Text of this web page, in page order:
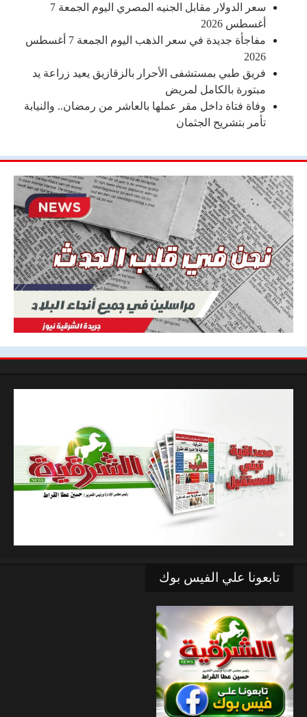
سعر الدولار مقابل الجنيه المصري اليوم الجمعة 7
أغسطس 2026
مفاجأة جديدة في سعر الذهب اليوم الجمعة 7 أغسطس
2026
فريق طبي بمستشفى الأحرار بالزقازيق يعيد زراعة يد
مبتورة بالكامل لمريض
وفاة فتاة داخل مقر عملها بالعاشر من رمضان.. والنيابة
تأمر بتشريح الجثمان
تابعونا علي الفيس بوك